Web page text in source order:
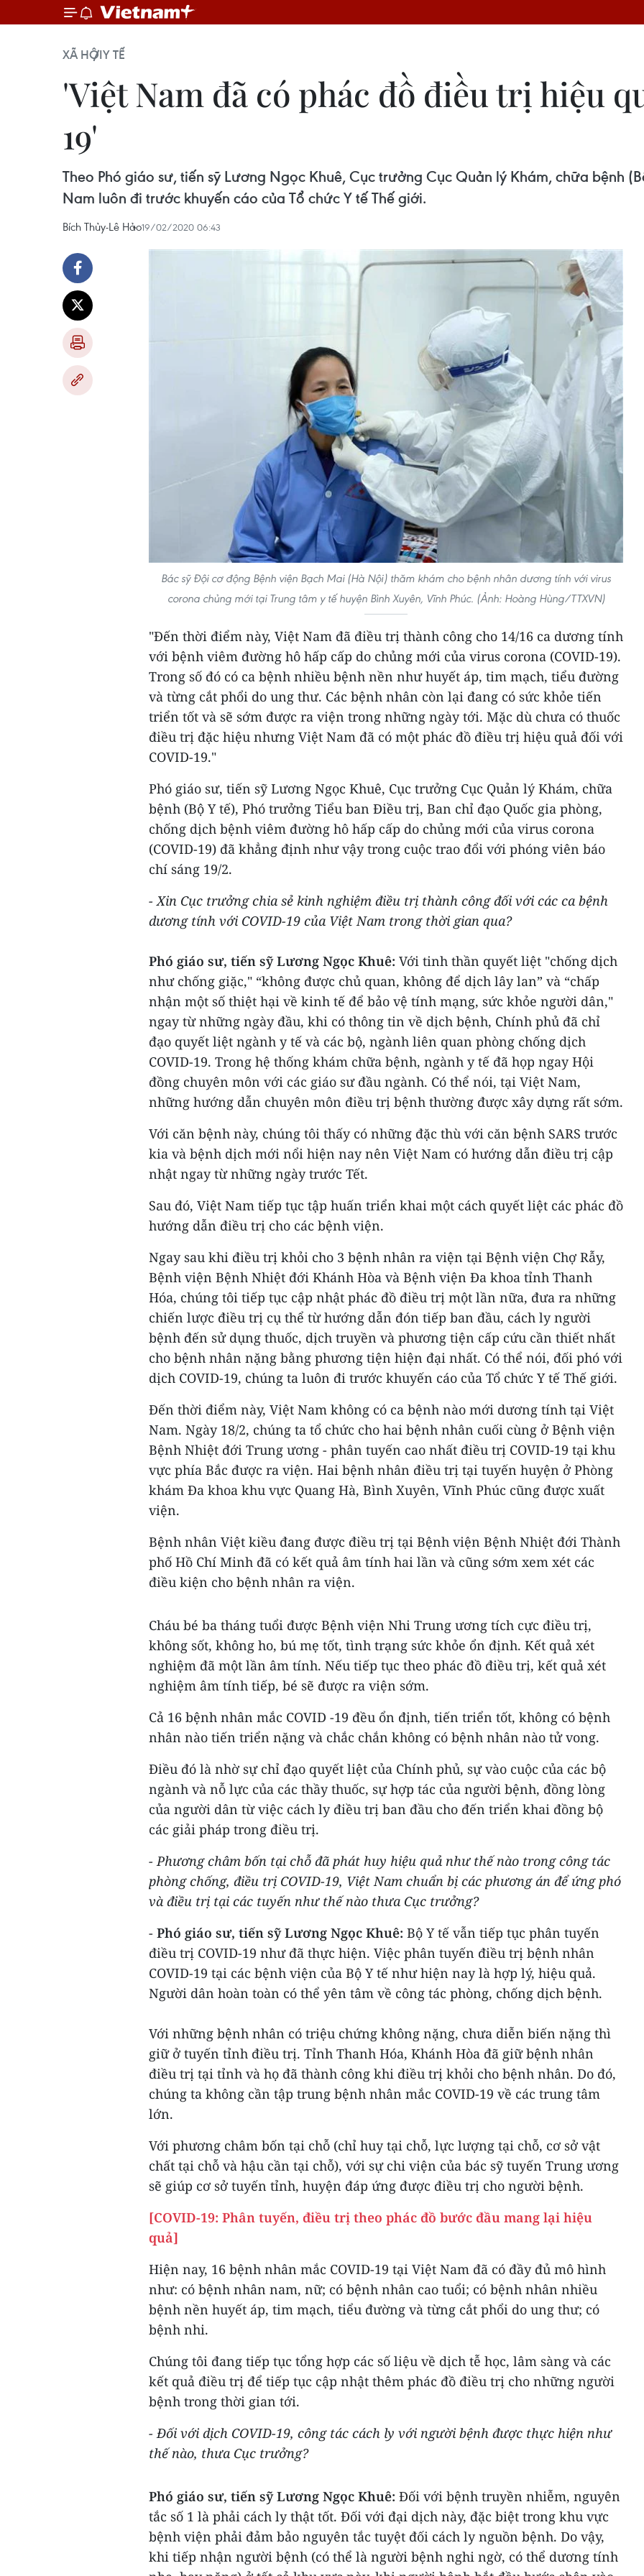
XÃ HỘIY TẾ
'Việt Nam đã có phác đồ điều trị hiệu
19'
Theo Phó giáo sư, tiến sỹ Lương Ngọc Khuê, Cục trưởng Cục Quản lý Khám, chữa bệnh
Nam luôn đi trước khuyến cáo của Tổ chức Y tế Thế giới.
Bích Thủy-Lê Hảo19/02/2020 06:43
Bác sỹ Đội cơ động Bệnh viện Bạch Mai (Hà Nội) thăm khám cho bệnh nhân dương tính với virus
corona chủng mới tại Trung tâm y tế huyện Bình Xuyên, Vĩnh Phúc. (Ảnh: Hoàng Hùng/TTXVN)
"Đến thời điểm này, Việt Nam đã điều trị thành công cho 14/16 ca dương tính
với bệnh viêm đường hô hấp cấp do chủng mới của virus corona (COVID-19).
Trong số đó có ca bệnh nhiều bệnh nền như huyết áp, tim mạch, tiểu đường
và từng cắt phổi do ung thư. Các bệnh nhân còn lại đang có sức khỏe tiến
triển tốt và sẽ sớm được ra viện trong những ngày tới. Mặc dù chưa có thuốc
điều trị đặc hiệu nhưng Việt Nam đã có một phác đồ điều trị hiệu quả đối với
COVID-19."
Phó giáo sư, tiến sỹ Lương Ngọc Khuê, Cục trưởng Cục Quản lý Khám, chữa
bệnh (Bộ Y tế), Phó trưởng Tiểu ban Điều trị, Ban chỉ đạo Quốc gia phòng,
chống dịch bệnh viêm đường hô hấp cấp do chủng mới của virus corona
(COVID-19) đã khẳng định như vậy trong cuộc trao đổi với phóng viên báo
chí sáng 19/2.
- Xin Cục trưởng chia sẻ kinh nghiệm điều trị thành công đối với các ca bệnh
dương tính với COVID-19 của Việt Nam trong thời gian qua?
Phó giáo sư, tiến sỹ Lương Ngọc Khuê: Với tinh thần quyết liệt "chống dịch
như chống giặc," “không được chủ quan, không để dịch lây lan” và “chấp
nhận một số thiệt hại về kinh tế để bảo vệ tính mạng, sức khỏe người dân,"
ngay từ những ngày đầu, khi có thông tin về dịch bệnh, Chính phủ đã chỉ
đạo quyết liệt ngành y tế và các bộ, ngành liên quan phòng chống dịch
COVID-19. Trong hệ thống khám chữa bệnh, ngành y tế đã họp ngay Hội
đồng chuyên môn với các giáo sư đầu ngành. Có thể nói, tại Việt Nam,
những hướng dẫn chuyên môn điều trị bệnh thường được xây dựng rất sớm.
Với căn bệnh này, chúng tôi thấy có những đặc thù với căn bệnh SARS trước
kia và bệnh dịch mới nổi hiện nay nên Việt Nam có hướng dẫn điều trị cập
nhật ngay từ những ngày trước Tết.
Sau đó, Việt Nam tiếp tục tập huấn triển khai một cách quyết liệt các phác đồ
hướng dẫn điều trị cho các bệnh viện.
Ngay sau khi điều trị khỏi cho 3 bệnh nhân ra viện tại Bệnh viện Chợ Rẫy,
Bệnh viện Bệnh Nhiệt đới Khánh Hòa và Bệnh viện Đa khoa tỉnh Thanh
Hóa, chúng tôi tiếp tục cập nhật phác đồ điều trị một lần nữa, đưa ra những
chiến lược điều trị cụ thể từ hướng dẫn đón tiếp ban đầu, cách ly người
bệnh đến sử dụng thuốc, dịch truyền và phương tiện cấp cứu cần thiết nhất
cho bệnh nhân nặng bằng phương tiện hiện đại nhất. Có thể nói, đối phó với
dịch COVID-19, chúng ta luôn đi trước khuyến cáo của Tổ chức Y tế Thế giới.
Đến thời điểm này, Việt Nam không có ca bệnh nào mới dương tính tại Việt
Nam. Ngày 18/2, chúng ta tổ chức cho hai bệnh nhân cuối cùng ở Bệnh viện
Bệnh Nhiệt đới Trung ương - phân tuyến cao nhất điều trị COVID-19 tại khu
vực phía Bắc được ra viện. Hai bệnh nhân điều trị tại tuyến huyện ở Phòng
khám Đa khoa khu vực Quang Hà, Bình Xuyên, Vĩnh Phúc cũng được xuất
viện.
Bệnh nhân Việt kiều đang được điều trị tại Bệnh viện Bệnh Nhiệt đới Thành
phố Hồ Chí Minh đã có kết quả âm tính hai lần và cũng sớm xem xét các
điều kiện cho bệnh nhân ra viện.
Cháu bé ba tháng tuổi được Bệnh viện Nhi Trung ương tích cực điều trị,
không sốt, không ho, bú mẹ tốt, tình trạng sức khỏe ổn định. Kết quả xét
nghiệm đã một lần âm tính. Nếu tiếp tục theo phác đồ điều trị, kết quả xét
nghiệm âm tính tiếp, bé sẽ được ra viện sớm.
Cả 16 bệnh nhân mắc COVID -19 đều ổn định, tiến triển tốt, không có bệnh
nhân nào tiến triển nặng và chắc chắn không có bệnh nhân nào tử vong.
Điều đó là nhờ sự chỉ đạo quyết liệt của Chính phủ, sự vào cuộc của các bộ
ngành và nỗ lực của các thầy thuốc, sự hợp tác của người bệnh, đồng lòng
của người dân từ việc cách ly điều trị ban đầu cho đến triển khai đồng bộ
các giải pháp trong điều trị.
- Phương châm bốn tại chỗ đã phát huy hiệu quả như thế nào trong công tác
phòng chống, điều trị COVID-19, Việt Nam chuẩn bị các phương án để ứng phó
và điều trị tại các tuyến như thế nào thưa Cục trưởng?
- Phó giáo sư, tiến sỹ Lương Ngọc Khuê: Bộ Y tế vẫn tiếp tục phân tuyến
điều trị COVID-19 như đã thực hiện. Việc phân tuyến điều trị bệnh nhân
COVID-19 tại các bệnh viện của Bộ Y tế như hiện nay là hợp lý, hiệu quả.
Người dân hoàn toàn có thể yên tâm về công tác phòng, chống dịch bệnh.
Với những bệnh nhân có triệu chứng không nặng, chưa diễn biến nặng thì
giữ ở tuyến tỉnh điều trị. Tỉnh Thanh Hóa, Khánh Hòa đã giữ bệnh nhân
điều trị tại tỉnh và họ đã thành công khi điều trị khỏi cho bệnh nhân. Do đó,
chúng ta không cần tập trung bệnh nhân mắc COVID-19 về các trung tâm
lớn.
Với phương châm bốn tại chỗ (chỉ huy tại chỗ, lực lượng tại chỗ, cơ sở vật
chất tại chỗ và hậu cần tại chỗ), với sự chi viện của bác sỹ tuyến Trung ương
sẽ giúp cơ sở tuyến tỉnh, huyện đáp ứng được điều trị cho người bệnh.
[COVID-19: Phân tuyến, điều trị theo phác đồ bước đầu mang lại hiệu
quả]
Hiện nay, 16 bệnh nhân mắc COVID-19 tại Việt Nam đã có đầy đủ mô hình
như: có bệnh nhân nam, nữ; có bệnh nhân cao tuổi; có bệnh nhân nhiều
bệnh nền huyết áp, tim mạch, tiểu đường và từng cắt phổi do ung thư; có
bệnh nhi.
Chúng tôi đang tiếp tục tổng hợp các số liệu về dịch tễ học, lâm sàng và các
kết quả điều trị để tiếp tục cập nhật thêm phác đồ điều trị cho những người
bệnh trong thời gian tới.
- Đối với dịch COVID-19, công tác cách ly với người bệnh được thực hiện như
thế nào, thưa Cục trưởng?
Phó giáo sư, tiến sỹ Lương Ngọc Khuê: Đối với bệnh truyền nhiễm, nguyên
tắc số 1 là phải cách ly thật tốt. Đối với đại dịch này, đặc biệt trong khu vực
bệnh viện phải đảm bảo nguyên tắc tuyệt đối cách ly nguồn bệnh. Do vậy,
khi tiếp nhận người bệnh (có thể là người bệnh nghi ngờ, có thể dương tính